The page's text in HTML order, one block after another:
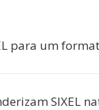
para um
SIXEL